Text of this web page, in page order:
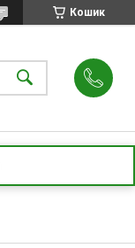
Кошик